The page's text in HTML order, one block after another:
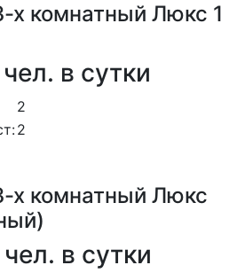
х комнатный Люкс 1
в сутки
2
2
х комнатный Люкс
чел. в сутки